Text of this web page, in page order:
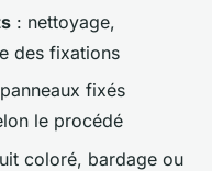
: nettoyage,
des fixations
fixés
le procédé
coloré, bardage ou